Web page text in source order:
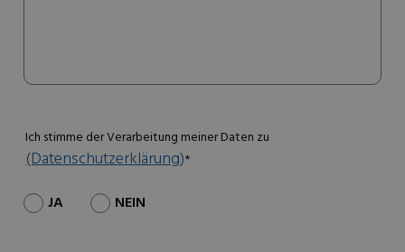
Ich stimme der Verarbeitung meiner Daten zu
(Datenschutzerklärung)*
JA NEIN